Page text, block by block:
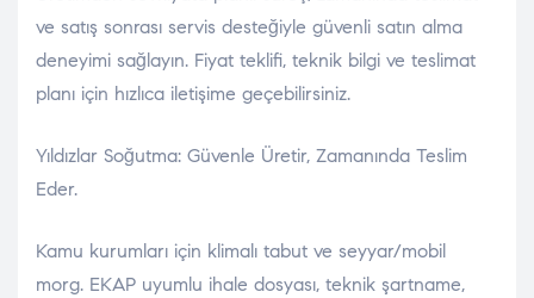
ve satış sonrası servis desteğiyle güvenli satın alma
deneyimi sağlayın. Fiyat teklifi, teknik bilgi ve teslimat
planı için hızlıca iletişime geçebilirsiniz.
Yıldızlar Soğutma: Güvenle Üretir, Zamanında Teslim
Eder.
Kamu kurumları için klimalı tabut ve seyyar/mobil
morg. EKAP uyumlu ihale dosyası, teknik şartname,